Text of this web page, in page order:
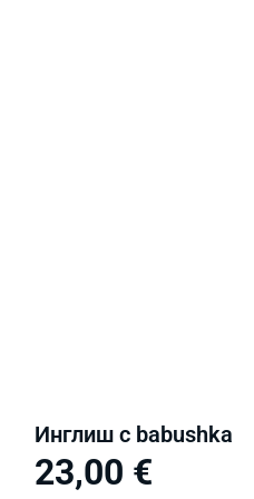
Инглиш с babushka
23,00 €